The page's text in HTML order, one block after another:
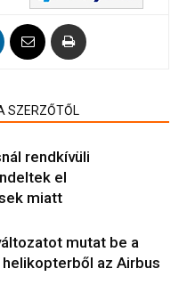
SZERZŐTŐL
rendkívüli
el
miatt
mutat be a
az Airbus